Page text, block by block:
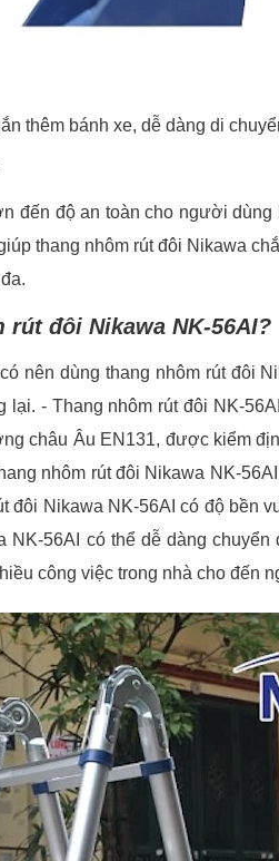
thêm bánh xe, dễ dàng di
đến độ an toàn cho người
thang nhôm rút đôi Nikawa
rút đôi Nikawa NK-56AI?
nên dùng thang nhôm rút đôi
lại. - Thang nhôm rút đôi NK-
châu Âu EN131, được kiểm
nhôm rút đôi Nikawa NK-
đôi Nikawa NK-56AI có độ bền
NK-56AI có thể dễ dàng
công việc trong nhà cho đến